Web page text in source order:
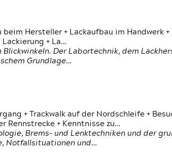
Hersteller + Lackaufbau im Handwerk +
Lackierung + La…
Der Labortechnik, dem
Grundlage…
+ Trackwalk auf der Nordschleife +
Rennstrecke + Kenntnisse zu…
Brems- und Lenktechniken und der
Notfallsituationen und…